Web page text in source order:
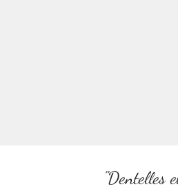
"Dentelles